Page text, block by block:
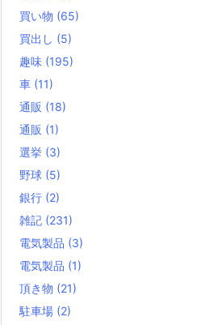
買い物 (65)
買出し (5)
趣味 (195)
車 (11)
通販 (18)
通販 (1)
選挙 (3)
野球 (5)
銀行 (2)
雑記 (231)
電気製品 (3)
電気製品 (1)
頂き物 (21)
駐車場 (2)